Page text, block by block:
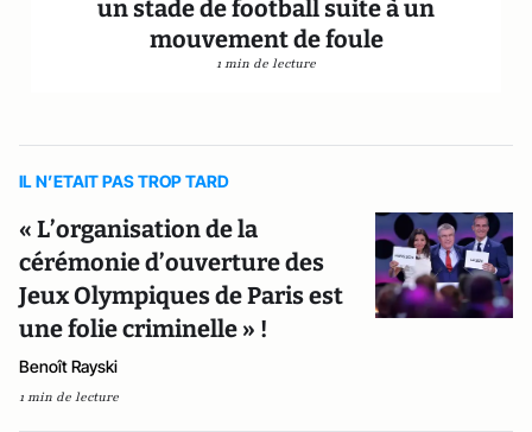
un stade de football suite à un
mouvement de foule
1 min de lecture
IL N’ETAIT PAS TROP TARD
« L’organisation de la
cérémonie d’ouverture des
Jeux Olympiques de Paris est
une folie criminelle » !
Benoît Rayski
1 min de lecture